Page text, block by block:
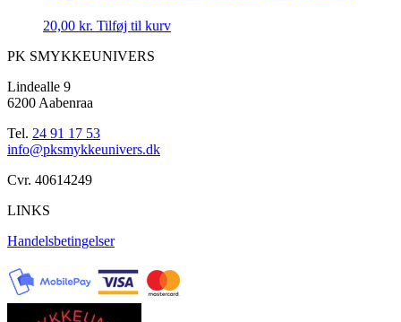
20,00 kr. Tilføj til kurv
PK SMYKKEUNIVERS
Lindealle 9
6200 Aabenraa
Tel. 24 91 17 53
info@pksmykkeunivers.dk
Cvr. 40614249
LINKS
Handelsbetingelser